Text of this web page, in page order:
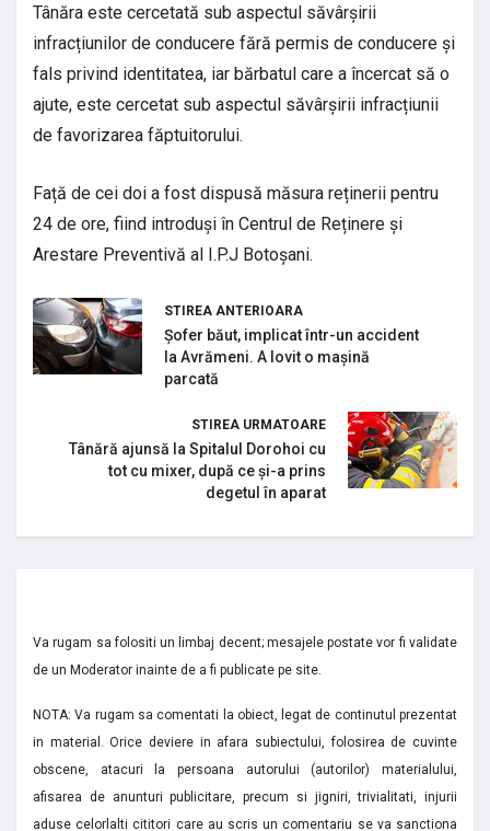
Tânăra este cercetată sub aspectul săvârșirii
infracțiunilor de conducere fără permis de conducere și
fals privind identitatea, iar bărbatul care a încercat să o
ajute, este cercetat sub aspectul săvârșirii infracțiunii
de favorizarea făptuitorului.
Față de cei doi a fost dispusă măsura reținerii pentru
24 de ore, fiind introduși în Centrul de Reținere și
Arestare Preventivă al I.P.J Botoșani.
STIREA ANTERIOARA
Șofer băut, implicat într-un accident
la Avrămeni. A lovit o mașină
parcată
STIREA URMATOARE
Tânără ajunsă la Spitalul Dorohoi cu
tot cu mixer, după ce și-a prins
degetul în aparat
Va rugam sa folositi un limbaj decent; mesajele postate vor fi validate
de un Moderator inainte de a fi publicate pe site.
NOTA: Va rugam sa comentati la obiect, legat de continutul prezentat
in material. Orice deviere in afara subiectului, folosirea de cuvinte
obscene, atacuri la persoana autorului (autorilor) materialului,
afisarea de anunturi publicitare, precum si jigniri, trivialitati, injurii
aduse celorlalti cititori care au scris un comentariu se va sanctiona